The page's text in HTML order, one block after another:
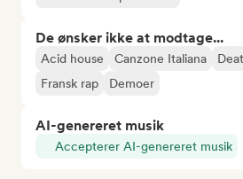
De ønsker ikke at modtage...
Acid house Canzone Italiana
Fransk rap
Demoer
AI-genereret musik
Accepterer AI-genereret musik